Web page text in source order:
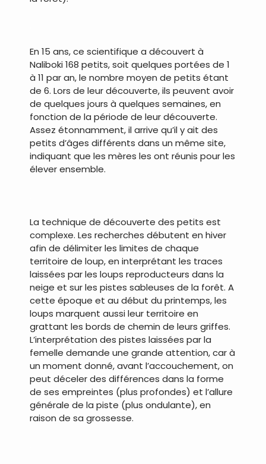
En 15 ans, ce scientifique a découvert à
Naliboki 168 petits, soit quelques portées de 1
à 11 par an, le nombre moyen de petits étant
de 6. Lors de leur découverte, ils peuvent avoir
de quelques jours à quelques semaines, en
fonction de la période de leur découverte.
Assez étonnamment, il arrive qu’il y ait des
petits d’âges différents dans un même site,
indiquant que les mères les ont réunis pour les
élever ensemble.
La technique de découverte des petits est
complexe. Les recherches débutent en hiver
afin de délimiter les limites de chaque
territoire de loup, en interprétant les traces
laissées par les loups reproducteurs dans la
neige et sur les pistes sableuses de la forêt. A
cette époque et au début du printemps, les
loups marquent aussi leur territoire en
grattant les bords de chemin de leurs griffes.
L’interprétation des pistes laissées par la
femelle demande une grande attention, car à
un moment donné, avant l’accouchement, on
peut déceler des différences dans la forme
de ses empreintes (plus profondes) et l’allure
générale de la piste (plus ondulante), en
raison de sa grossesse.